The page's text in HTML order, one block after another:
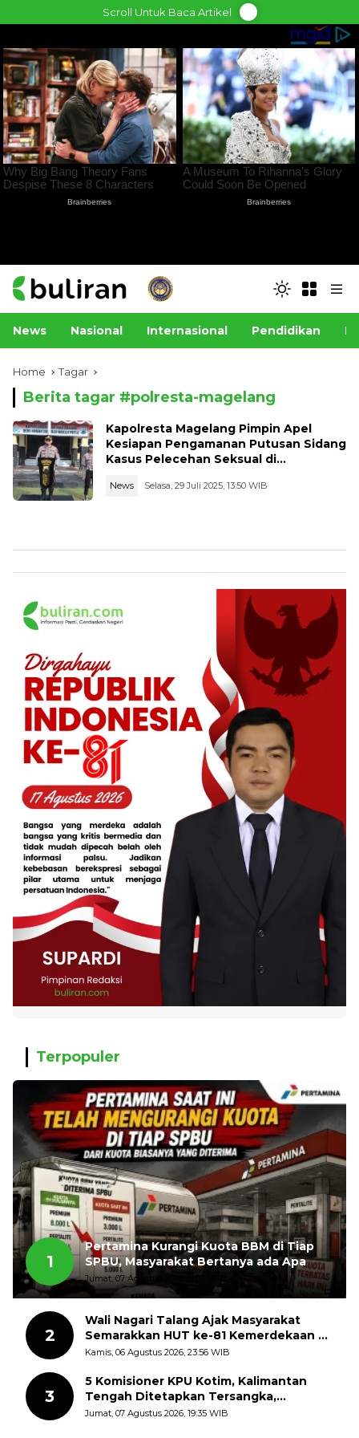
to
Scroll Untuk Baca Artikel
News Nasional Internasional Pendidikan
Home Tagar
Berita tagar #polresta-magelang
Kapolresta Magelang Pimpin Apel
Kesiapan Pengamanan Putusan Sidang
Kasus Pelecehan Seksual di
News Selasa, 29 Juli 2025, 13:50 WIB
Terpopuler
1
Pertamina Kurangi Kuota BBM di Tiap
SPBU, Masyarakat Bertanya ada Apa
Jumat, 07 Agustus 2026, 11:03 WIB
2
Wali Nagari Talang Ajak Masyarakat
Semarakkan HUT ke-81 Kemerdekaan RI
dengan Mengibarkan Bendera Merah
Kamis, 06 Agustus 2026, 23:56 WIB
3
5 Komisioner KPU Kotim, Kalimantan
Tengah Ditetapkan Tersangka,
Kerugian Negara ditaksir 10 Milyard
Jumat, 07 Agustus 2026, 19:35 WIB